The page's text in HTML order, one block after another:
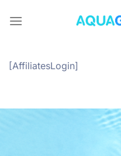
[AffiliatesLogin]